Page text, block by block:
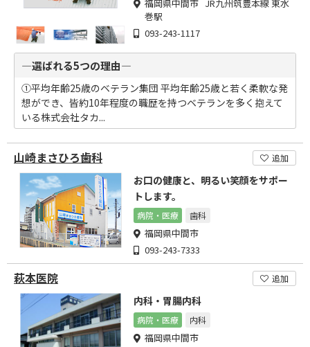
福岡県中間市 JR九州筑豊本線 東水
巻駅
093-243-1117
―選ばれる5つの理由―
①平均年齢25歳のベテラン集団 平均年齢25歳と若く柔軟な発
想ができ、皆約10年程度の職歴を持つベテランを多く抱えて
いる株式会社タカ...
山崎まさひろ歯科 追加
お口の健康と、明るい笑顔をサポー
トします。
病院・医療 歯科
福岡県中間市
093-243-7333
萩本医院 追加
内科・胃腸内科
病院・医療 内科
福岡県中間市